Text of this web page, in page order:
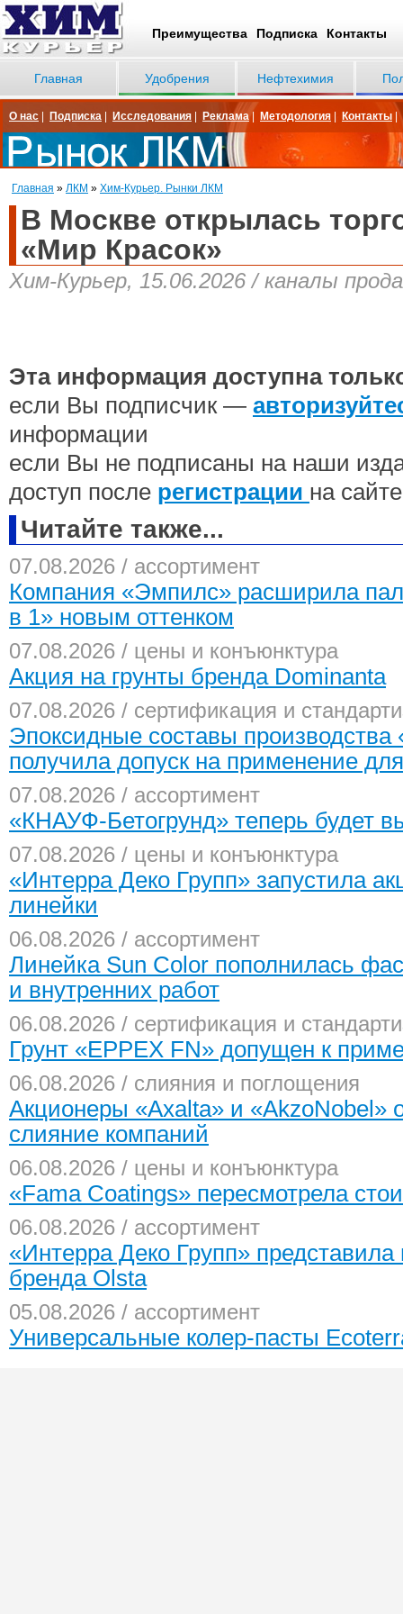
Преимущества Подписка Контакты
Главная Удобрения Нефтехимия
О нас Подписка Исследования Реклама| Методология Контакты |
Главная » ЛКМ » Хим-Курьер. Рынки ЛКМ
В Москве открылась
«Мир Красок»
Хим-Курьер, 15.06.2026 / каналы
Эта информация доступна
если Вы подписчик —
информации
если Вы не подписаны на наши
доступ после регистрации на сайте
Читайте также...
07.08.2026 / ассортимент
Компания «Эмпилс» расширила
в 1» новым оттенком
07.08.2026 / цены и конъюнктура
Акция на грунты бренда Dominanta
07.08.2026 / сертификация и
Эпоксидные составы
получила допуск на применение
07.08.2026 / ассортимент
«КНАУФ-Бетогрунд» теперь будет
07.08.2026 / цены и конъюнктура
«Интерра Деко Групп» запустила
линейки
06.08.2026 / ассортимент
Линейка Sun Color пополнилась
и внутренних работ
06.08.2026 / сертификация и
Грунт «EPPEX FN» допущен к
06.08.2026 / слияния и поглощения
Акционеры «Axalta» и «AkzoNobel»
слияние компаний
06.08.2026 / цены и конъюнктура
«Fama Coatings» пересмотрела
06.08.2026 / ассортимент
«Интерра Деко Групп»
бренда Olsta
05.08.2026 / ассортимент
Универсальные колер-пасты